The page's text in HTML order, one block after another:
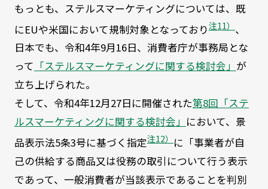
もっとも、ステルスマーケティングについては、既
にEUや米国において規制対象となっており注11） 、
日本でも、令和4年9月16日、消費者庁が事務局とな
って 「ステルスマーケティングに関する検討会」 が
立ち上げられた。
そして、令和4年12月27日に開催された第8回「ステ
ルスマーケティングに関する検討会」 において、景
品表示法5条3号に基づく指定注12） に「事業者が自
己の供給する商品又は役務の取引について行う表示
であって、一般消費者が当該表示であることを判別